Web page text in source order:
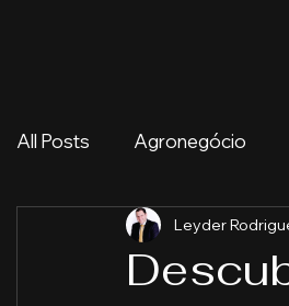
All Posts Agronegócio
Graduação Resumo
Leyder